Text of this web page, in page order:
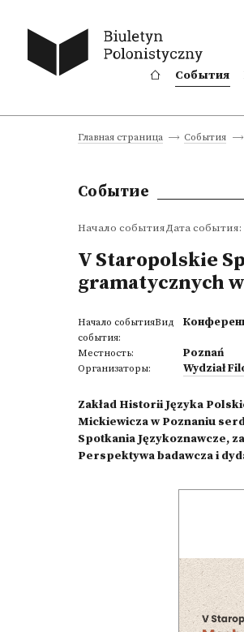
События
Главная страница События
Событие
Начало событияДата события:
V Staropolskie
gramatycznych
Начало событияВид
события:
Местность: Poznań
Организаторы: Wydział
Zakład Historii Języka
Mickiewicza w Poznaniu
Spotkania Językoznawcze,
Perspektywa badawcza i